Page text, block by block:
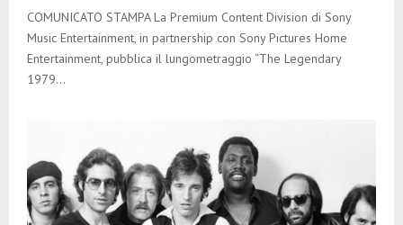
COMUNICATO STAMPA La Premium Content Division di Sony
Music Entertainment, in partnership con Sony Pictures Home
Entertainment, pubblica il lungometraggio “The Legendary
1979...